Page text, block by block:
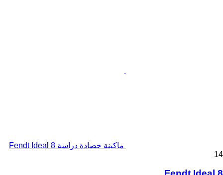
ماكينة حصادة دراسة Fendt Ideal 8
14